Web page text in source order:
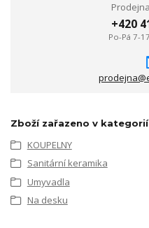
Prodejna
+420
Po-Pá 7-
Zboží zařazeno v
KOUPELNY
Sanitární keramika
Umyvadla
Na desku